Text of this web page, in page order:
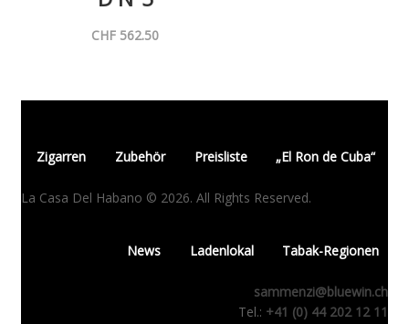
CHF 562.50
Zigarren Zubehör Preisliste „El Ron de Cuba“
La Casa Del Habano © 2026. All Rights Reserved.
News Ladenlokal Tabak-Regionen
sammenzi@bluewin.ch
Tel.: +41 (0) 44 202 12 11